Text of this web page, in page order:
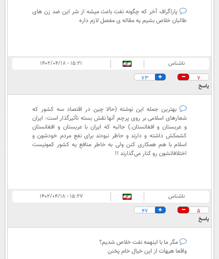
پاراگراف آخر که چگونه نفت باعث میشه از شر این ضد زن های
طالبان خلاص بشیم یه مقاله ی مفصل لازم داره
ناشناس
۱۵:۲۱ - ۱۴۰۲/۰۴/۱۸
7
73
پاسخ
بهترین جمله این نوشته (حالا چین در اقتصاد سه کشور که
شعارهای اسلامی بر روی پرچم آنها نقش بسته تأثیرگذار است: ایران
و عربستان و افغانستان.) جالبه که ایران با عربستان و افغانستان
کشمکش داشته و دارند و حاظر نبودند برای نفع مردم خودشون و
اسلام با هم همکاری کنن ولی به خاطر منافع یه کشور کمونیست
اختلافاتشون رو کنار می‌گذارند !!
ناشناس
۱۵:۲۷ - ۱۴۰۲/۰۴/۱۸
5
47
پاسخ
مگر ما با اینهمه نفت خلاص شدیم؟
واقعا هیهات از این خیال خام پخنن